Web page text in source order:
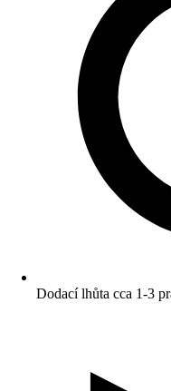
Dodací lhůta cca 1-3